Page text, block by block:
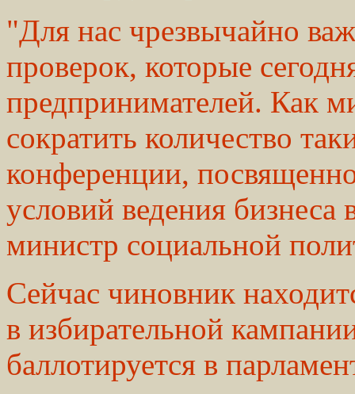
"Для нас чрезвычайно
проверок, которые
предпринимателей. Как
сократить количество
конференции,
условий ведения
министр социальной
Сейчас чиновник
в избирательной
баллотируется в